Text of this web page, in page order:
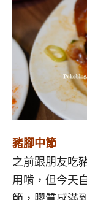
豬腳中節
之前跟朋友吃
用啃，但今天